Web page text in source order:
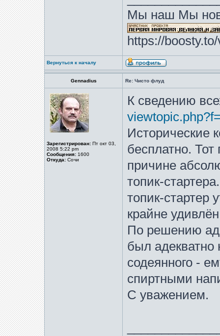
Мы наш Мы
https://
Вернуться к началу
Gennadius Re: Чисто флуд
Зарегистрирован: Пт окт 03,
2008 5:22 pm
Сообщения: 1600
Откуда: Сочи
К сведению
Исторические
бесплатно.
причине
топик-
топик-стартер
крайне
По решению
был адекватно
содеянного -
спиртными
С уважением.